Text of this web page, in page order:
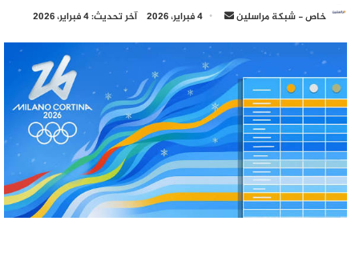
خاص - شبكة مراسلين
أرسل
إلكترونيا
4 فبراير، 2026 آخر تحديث: 4 فبراير، 2026